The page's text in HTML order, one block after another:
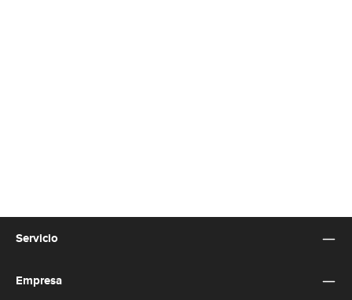
Servicio
Empresa